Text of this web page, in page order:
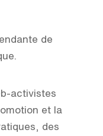
de
activistes
et la
des